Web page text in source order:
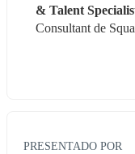
& Talent
Consultant de
PRESENTADO POR